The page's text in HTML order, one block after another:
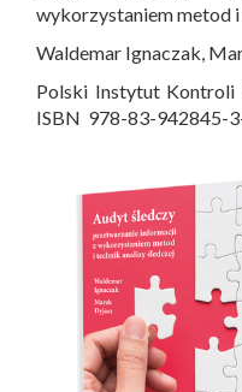
wykorzystaniem metod i
Waldemar Ignaczak,
Polski Instytut Kontroli
ISBN 978-83-942845-